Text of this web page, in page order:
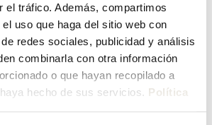
el tráfico. Además, compartimos
uso que haga del sitio web con
redes sociales, publicidad y análisis
combinarla con otra información
o que hayan recopilado a
hecho de sus servicios. Política